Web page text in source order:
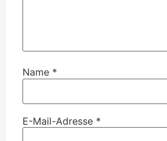
Name *
E-Mail-Adresse *